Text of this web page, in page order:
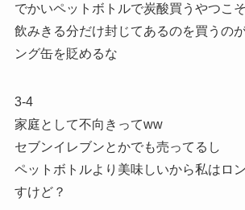
でかいペットボトルで炭酸買うやつこ
飲みきる分だけ封じてあるのを買うの
ング缶を貶めるな
3-4
家庭として不向きってww
セブンイレブンとかでも売ってるし
ペットボトルより美味しいから私はロ
すけど？